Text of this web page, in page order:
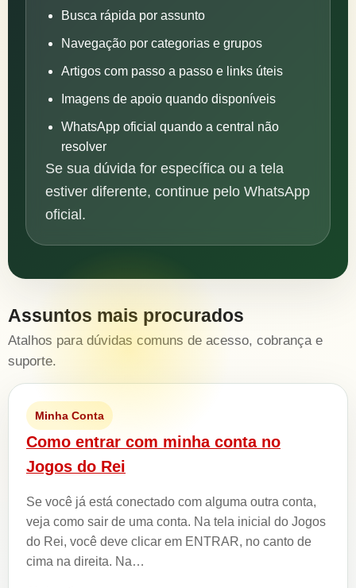
Busca rápida por assunto
Navegação por categorias e grupos
Artigos com passo a passo e links úteis
Imagens de apoio quando disponíveis
WhatsApp oficial quando a central não
resolver
Se sua dúvida for específica ou a tela
estiver diferente, continue pelo WhatsApp
oficial.
Assuntos mais procurados
Atalhos para dúvidas comuns de acesso, cobrança e
suporte.
Minha Conta
Como entrar com minha conta no
Jogos do Rei
Se você já está conectado com alguma outra conta,
veja como sair de uma conta. Na tela inicial do Jogos
do Rei, você deve clicar em ENTRAR, no canto de
cima na direita. Na…